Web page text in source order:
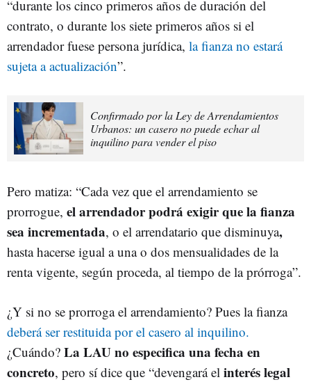
“durante los cinco primeros años de duración del
contrato, o durante los siete primeros años si el
arrendador fuese persona jurídica, la fianza no estará
sujeta a actualización”.
Confirmado por la Ley de Arrendamientos
Urbanos: un casero no puede echar al
inquilino para vender el piso
Pero matiza: “Cada vez que el arrendamiento se
prorrogue, el arrendador podrá exigir que la fianza
sea incrementada, o el arrendatario que disminuya,
hasta hacerse igual a una o dos mensualidades de la
renta vigente, según proceda, al tiempo de la prórroga”.
¿Y si no se prorroga el arrendamiento? Pues la fianza
deberá ser restituida por el casero al inquilino.
¿Cuándo? La LAU no especifica una fecha en
concreto, pero sí dice que “devengará el interés legal